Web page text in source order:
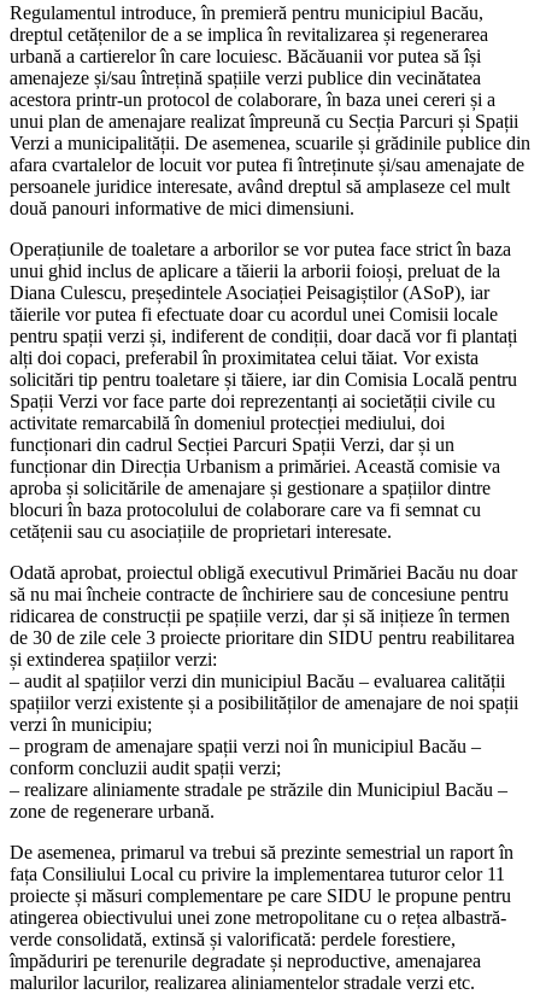
Regulamentul introduce, în premieră pentru municipiul Bacău,
dreptul cetățenilor de a se implica în revitalizarea și regenerarea
urbană a cartierelor în care locuiesc. Băcăuanii vor putea să își
amenajeze și/sau întrețină spațiile verzi publice din vecinătatea
acestora printr-un protocol de colaborare, în baza unei cereri și a
unui plan de amenajare realizat împreună cu Secția Parcuri și Spații
Verzi a municipalității. De asemenea, scuarile și grădinile publice din
afara cvartalelor de locuit vor putea fi întreținute și/sau amenajate de
persoanele juridice interesate, având dreptul să amplaseze cel mult
două panouri informative de mici dimensiuni.
Operațiunile de toaletare a arborilor se vor putea face strict în baza
unui ghid inclus de aplicare a tăierii la arborii foioși, preluat de la
Diana Culescu, președintele Asociației Peisagiștilor (ASoP), iar
tăierile vor putea fi efectuate doar cu acordul unei Comisii locale
pentru spații verzi și, indiferent de condiții, doar dacă vor fi plantați
alți doi copaci, preferabil în proximitatea celui tăiat. Vor exista
solicitări tip pentru toaletare și tăiere, iar din Comisia Locală pentru
Spații Verzi vor face parte doi reprezentanți ai societății civile cu
activitate remarcabilă în domeniul protecției mediului, doi
funcționari din cadrul Secției Parcuri Spații Verzi, dar și un
funcționar din Direcția Urbanism a primăriei. Această comisie va
aproba și solicitările de amenajare și gestionare a spațiilor dintre
blocuri în baza protocolului de colaborare care va fi semnat cu
cetățenii sau cu asociațiile de proprietari interesate.
Odată aprobat, proiectul obligă executivul Primăriei Bacău nu doar
să nu mai încheie contracte de închiriere sau de concesiune pentru
ridicarea de construcții pe spațiile verzi, dar și să inițieze în termen
de 30 de zile cele 3 proiecte prioritare din SIDU pentru reabilitarea
și extinderea spațiilor verzi:
– audit al spațiilor verzi din municipiul Bacău – evaluarea calității
spațiilor verzi existente și a posibilităților de amenajare de noi spații
verzi în municipiu;
– program de amenajare spații verzi noi în municipiul Bacău –
conform concluzii audit spații verzi;
– realizare aliniamente stradale pe străzile din Municipiul Bacău –
zone de regenerare urbană.
De asemenea, primarul va trebui să prezinte semestrial un raport în
fața Consiliului Local cu privire la implementarea tuturor celor 11
proiecte și măsuri complementare pe care SIDU le propune pentru
atingerea obiectivului unei zone metropolitane cu o rețea albastră-
verde consolidată, extinsă și valorificată: perdele forestiere,
împăduriri pe terenurile degradate și neproductive, amenajarea
malurilor lacurilor, realizarea aliniamentelor stradale verzi etc.